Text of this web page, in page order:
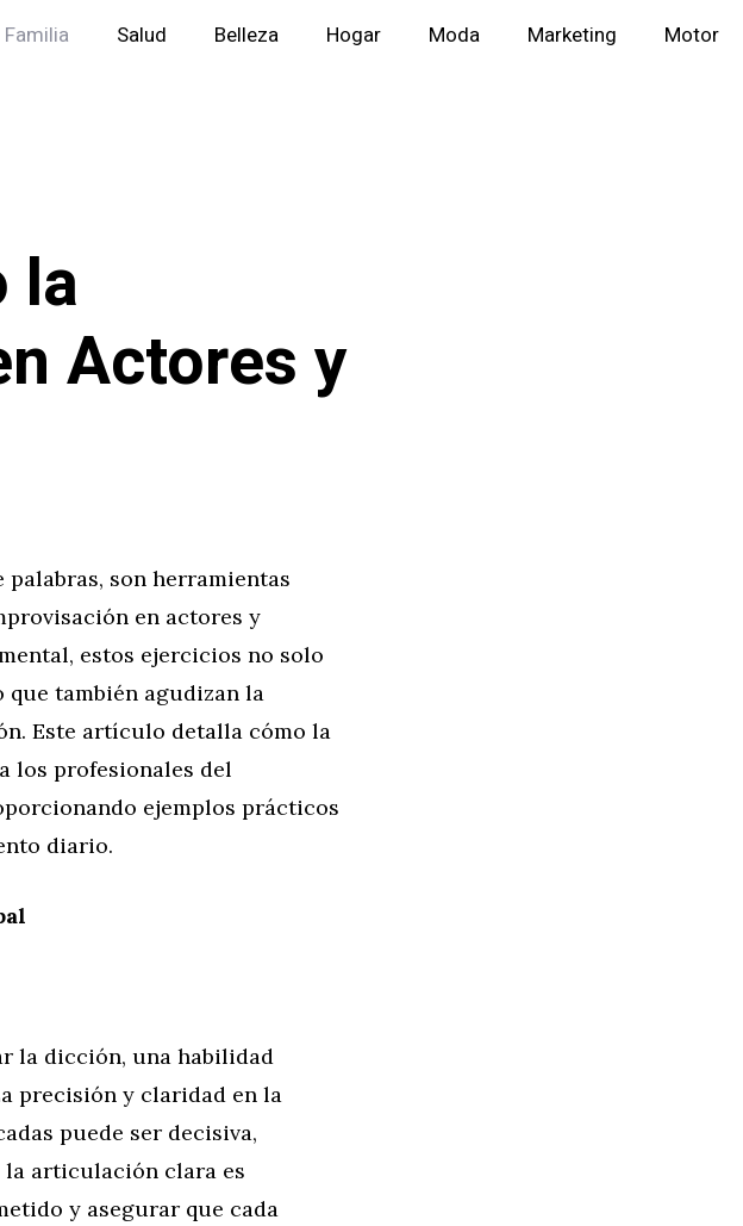
Familia Salud Belleza Hogar Moda Marketing Motor
la
Actores y
palabras, son herramientas
en actores y
estos ejercicios no solo
también agudizan la
Este artículo detalla cómo la
los profesionales del
ejemplos prácticos
diario.
la dicción, una habilidad
precisión y claridad en la
puede ser decisiva,
la articulación clara es
y asegurar que cada